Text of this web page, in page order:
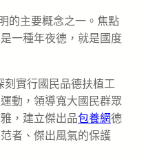
的主要概念之一。焦點
一種年夜德，就是國度
刻實行國民品德扶植工
動，領導寬大國民群眾
，建立傑出品包養網德
者、傑出風氣的保護